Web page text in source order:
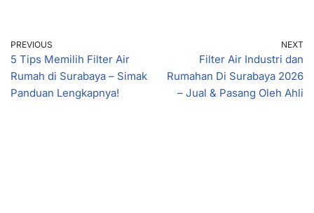
PREVIOUS
5 Tips Memilih Filter Air
Rumah di Surabaya – Simak
Panduan Lengkapnya!
NEXT
Filter Air Industri dan
Rumahan Di Surabaya 2026
– Jual & Pasang Oleh Ahli